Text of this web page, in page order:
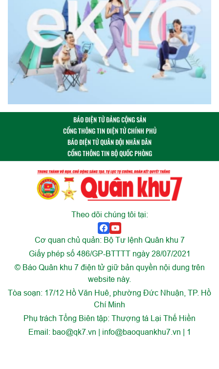
BÁO ĐIỆN TỬ ĐẢNG CỘNG SẢN
CỔNG THÔNG TIN ĐIỆN TỬ CHÍNH PHỦ
BÁO ĐIỆN TỬ QUÂN ĐỘI NHÂN DÂN
CỔNG THÔNG TIN BỘ QUỐC PHÒNG
Theo dõi chúng tôi tại:
Cơ quan chủ quản: Bộ Tư lệnh Quân khu 7
Giấy phép số 486/GP-BTTTT ngày 28/07/2021
© Báo Quân khu 7 điện tử giữ bản quyền nội dung trên
website này.
Tòa soạn: 17/12 Hồ Văn Huê, phường Đức Nhuận, TP. Hồ
Chí Minh
Phụ trách Tổng Biên tập: Thượng tá Lại Thế Hiền
Email: bao@qk7.vn | info@baoquankhu7.vn | 1